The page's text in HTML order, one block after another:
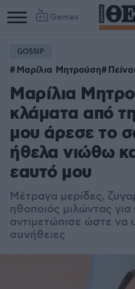
Games
GOSSIP
Μαρίλια Μητρούση Πείνα
Μαρίλια
κλάματα από
μου άρεσε το
ήθελα νιώθω
εαυτό μου
Μέτραγα μερίδες,
ηθοποιός μιλώντας για
αντιμετώπισε ώστε να
συνήθειες